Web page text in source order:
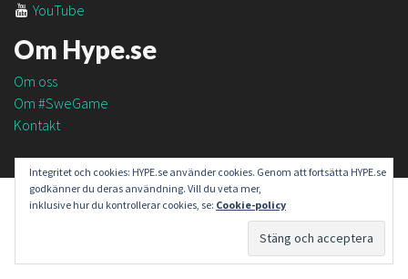
YouTube
Om Hype.se
Om oss
Om #SweGame
Kontakt
Integritet och cookies: HYPE.se använder cookies. Genom att fortsätta HYPE.se
godkänner du deras användning. Vill du veta mer,
inklusive hur du kontrollerar cookies, se: Cookie-policy